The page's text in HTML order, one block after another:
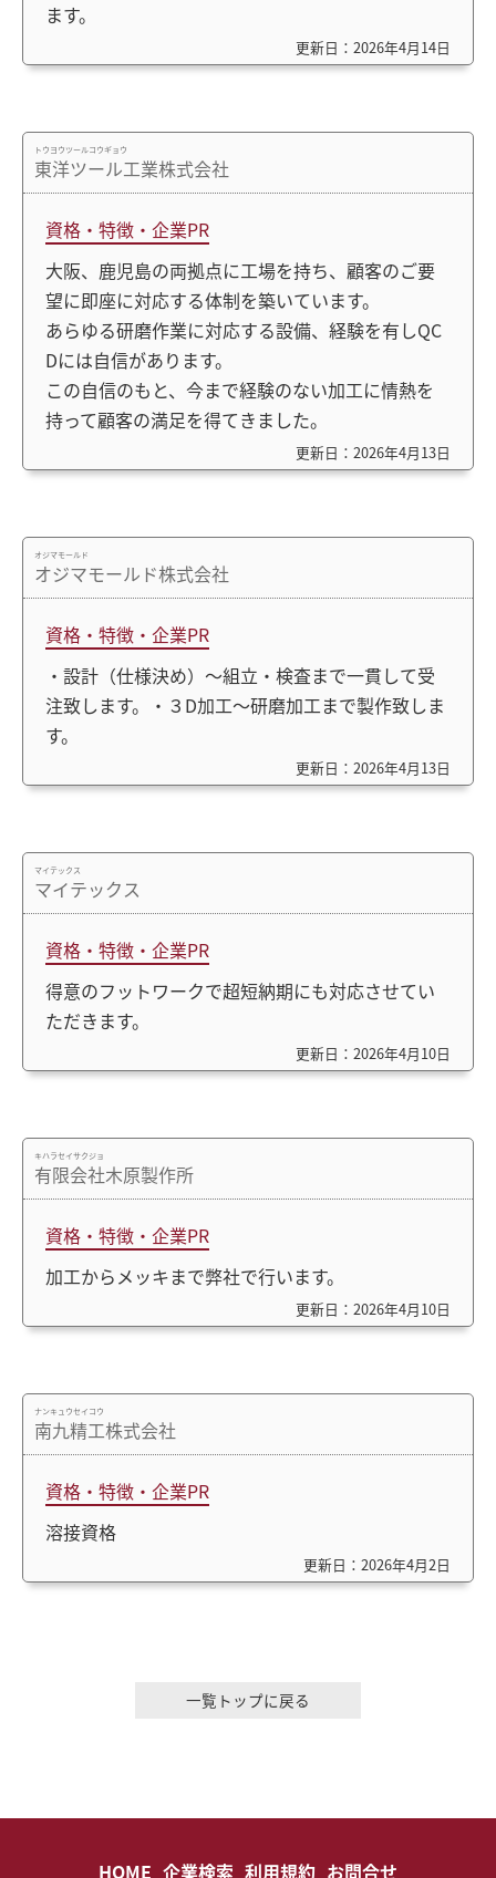
ます。
更新日：2026年4月14日
トウヨウツールコウギョウ
東洋ツール工業株式会社
資格・特徴・企業PR
大阪、鹿児島の両拠点に工場を持ち、顧客のご要
望に即座に対応する体制を築いています。
あらゆる研磨作業に対応する設備、経験を有しQC
Dには自信があります。
この自信のもと、今まで経験のない加工に情熱を
持って顧客の満足を得てきました。
更新日：2026年4月13日
オジマモールド
オジマモールド株式会社
資格・特徴・企業PR
・設計（仕様決め）～組立・検査まで一貫して受
注致します。・３D加工～研磨加工まで製作致しま
す。
更新日：2026年4月13日
マイテックス
マイテックス
資格・特徴・企業PR
得意のフットワークで超短納期にも対応させてい
ただきます。
更新日：2026年4月10日
キハラセイサクジョ
有限会社木原製作所
資格・特徴・企業PR
加工からメッキまで弊社で行います。
更新日：2026年4月10日
ナンキュウセイコウ
南九精工株式会社
資格・特徴・企業PR
溶接資格
更新日：2026年4月2日
一覧トップに戻る
HOME 企業検索 利用規約 お問合せ